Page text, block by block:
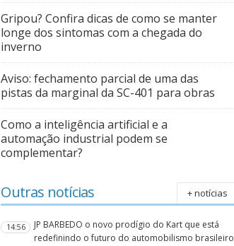
Gripou? Confira dicas de como se manter
longe dos sintomas com a chegada do
inverno
Aviso: fechamento parcial de uma das
pistas da marginal da SC-401 para obras
Como a inteligência artificial e a
automação industrial podem se
complementar?
Outras notícias + notícias
14:56
JP BARBEDO o novo prodígio do Kart que está
redefinindo o futuro do automobilismo brasileiro